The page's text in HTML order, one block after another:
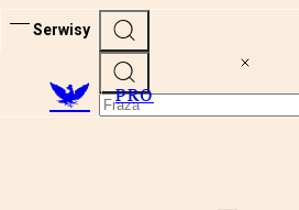
Serwisy
PRO